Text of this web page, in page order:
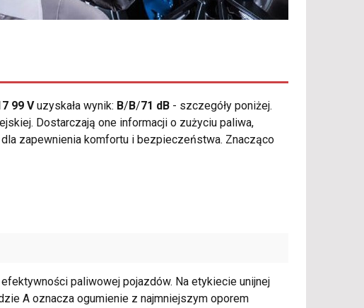
99 Vuzyskała wynik: B/ B/71 dB - szczegóły poniżej.
Dostarczają one informacji o zużyciu paliwa,
zapewnienia komfortu i bezpieczeństwa. Znacząco
paliwowej pojazdów. Na etykiecie unijnej
A oznacza ogumienie z najmniejszym oporem